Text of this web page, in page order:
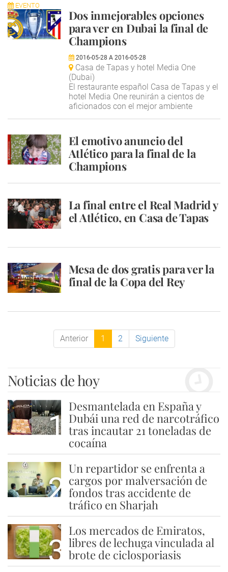
EVENTO
Dos inmejorables opciones
para ver en Dubai la final de
Champions
2016-05-28 A 2016-05-28
Casa de Tapas y hotel Media One
(Dubai)
El restaurante español Casa de Tapas y el
hotel Media One reunirán a cientos de
aficionados con el mejor ambiente
El emotivo anuncio del
Atlético para la final de la
Champions
La final entre el Real Madrid y
el Atlético, en Casa de Tapas
Mesa de dos gratis para ver la
final de la Copa del Rey
Anterior 1 2 Siguiente
Noticias de hoy
1
Desmantelada en España y
Dubái una red de narcotráfico
tras incautar 21 toneladas de
cocaína
2
Un repartidor se enfrenta a
cargos por malversación de
fondos tras accidente de
tráfico en Sharjah
3
Los mercados de Emiratos,
libres de lechuga vinculada al
brote de ciclosporiasis